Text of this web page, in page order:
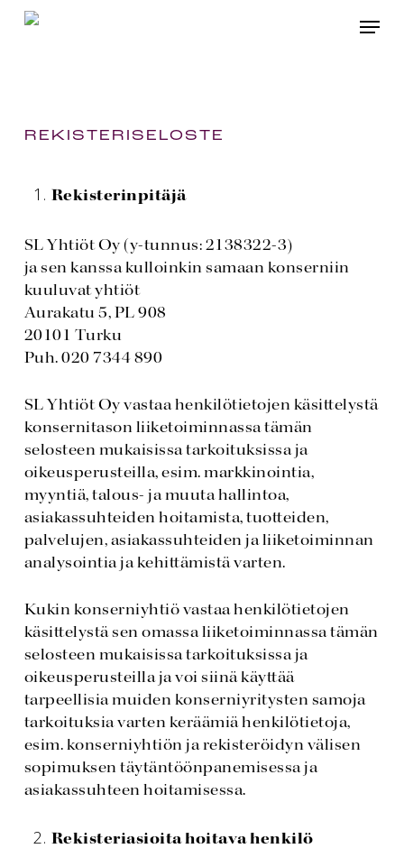
Skip
Menu
REKISTERISELOSTE
Rekisterinpitäjä
SL Yhtiöt Oy (y-tunnus: 2138322-3)
ja sen kanssa kulloinkin samaan konserniin
kuuluvat yhtiöt
Aurakatu 5, PL 908
20101 Turku
Puh. 020 7344 890
SL Yhtiöt Oy vastaa henkilötietojen käsittelystä
konsernitason liiketoiminnassa tämän
selosteen mukaisissa tarkoituksissa ja
oikeusperusteilla, esim. markkinointia,
myyntiä, talous- ja muuta hallintoa,
asiakassuhteiden hoitamista, tuotteiden,
palvelujen, asiakassuhteiden ja liiketoiminnan
analysointia ja kehittämistä varten.
Kukin konserniyhtiö vastaa henkilötietojen
käsittelystä sen omassa liiketoiminnassa tämän
selosteen mukaisissa tarkoituksissa ja
oikeusperusteilla ja voi siinä käyttää
tarpeellisia muiden konserniyritysten samoja
tarkoituksia varten keräämiä henkilötietoja,
esim. konserniyhtiön ja rekisteröidyn välisen
sopimuksen täytäntöönpanemisessa ja
asiakassuhteen hoitamisessa.
Rekisteriasioita hoitava henkilö